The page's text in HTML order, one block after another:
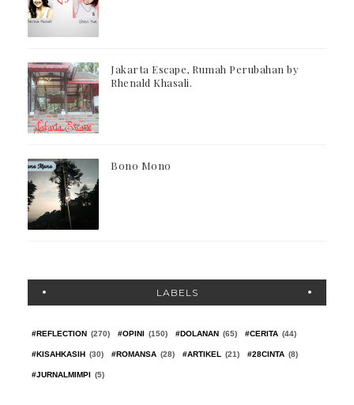
Jakarta Escape, Rumah Perubahan by
Rhenald Khasali.
Bono Mono
LABELS
#REFLECTION (270) #OPINI (150) #DOLANAN (65) #CERITA (44)
#KISAHKASIH (30) #ROMANSA (28) #ARTIKEL (21) #28CINTA (8)
#JURNALMIMPI (5)